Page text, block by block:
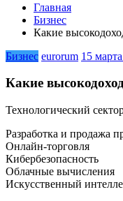
Главная
Бизнес
Какие
Бизнес eurorum 15
Какие
Технологический
Разработка и продажа
Онлайн-торговля
Кибербезопасность
Облачные вычисления
Искусственный